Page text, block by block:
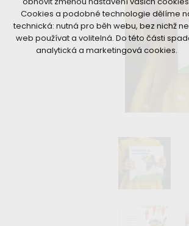
Odmítnout vše
Cookies a podobné technologie dělíme
technická: nutná pro běh webu, bez nichž
web používat a volitelná. Do této části
analytická a marketingová cookies.